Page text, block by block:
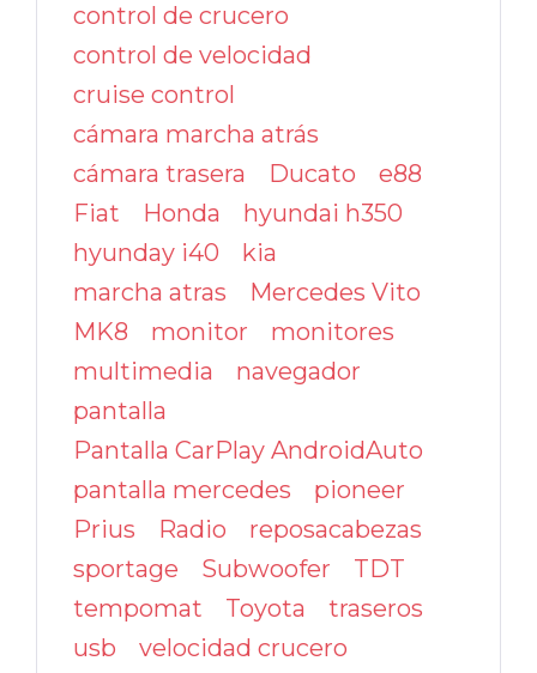
control de crucero
control de velocidad
cruise control
cámara marcha atrás
cámara trasera
Ducato
e88
Fiat
Honda
hyundai h350
hyunday i40
kia
marcha atras
Mercedes Vito
MK8
monitor
monitores
multimedia
navegador
pantalla
Pantalla CarPlay AndroidAuto
pantalla mercedes
pioneer
Prius
Radio
reposacabezas
sportage
Subwoofer
TDT
tempomat
Toyota
traseros
usb
velocidad crucero